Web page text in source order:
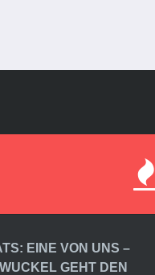
EINE VON UNS –
GEHT DEN